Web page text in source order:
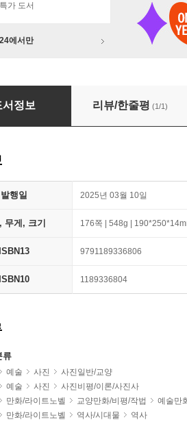
가 도서
에서만
픽스
서정보 리뷰/한줄평 (1/1)
발행일 2025년 03월 10일
무게, 크기 176쪽 | 548g |
ISBN13 9791189336806
ISBN10 1189336804
류
예술 사진
사진일반/교양
예술 사진
사진비평/이론/사진사
만화/라이트노벨 교양만화/비평/작법
예술만
만화/라이트노벨 역사/시대물
역사